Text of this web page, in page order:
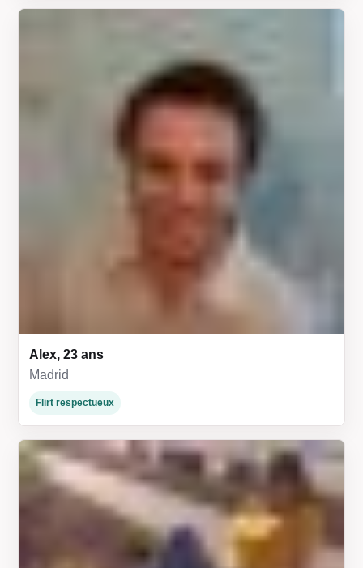
Alex, 23 ans
Madrid
Flirt respectueux